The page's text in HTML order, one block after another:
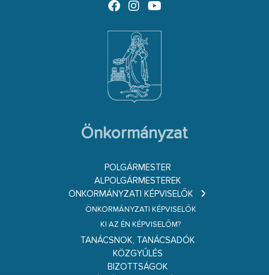
Önkormányzat
POLGÁRMESTER
ALPOLGÁRMESTEREK
ÖNKORMÁNYZATI KÉPVISELŐK
ÖNKORMÁNYZATI KÉPVISELŐK
KI AZ ÉN KÉPVISELŐM?
TANÁCSNOK, TANÁCSADÓK
KÖZGYŰLÉS
BIZOTTSÁGOK